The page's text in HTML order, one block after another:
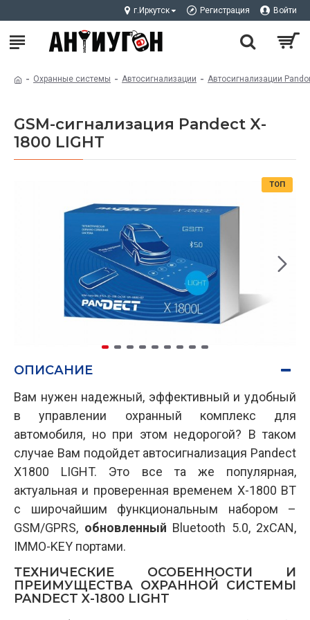
г.Иркутск Регистрация Войти
Охранные системы Автосигнализации Автосигнализации
GSM-сигнализация Pandect X-
1800 LIGHT
ТОП
ОПИСАНИЕ
Вам нужен надежный, эффективный и удобный
в управлении охранный комплекс для
автомобиля, но при этом недорогой? В таком
случае Вам подойдет автосигнализация Pandect
X1800 LIGHT. Это все та же популярная,
актуальная и проверенная временем X-1800 BT
с широчайшим функциональным набором –
GSM/GPRS, обновленный Bluetooth 5.0, 2xCAN,
IMMO-KEY портами.
ТЕХНИЧЕСКИЕ ОСОБЕННОСТИ И
ПРЕИМУЩЕСТВА ОХРАННОЙ СИСТЕМЫ
PANDECT X-1800 LIGHT